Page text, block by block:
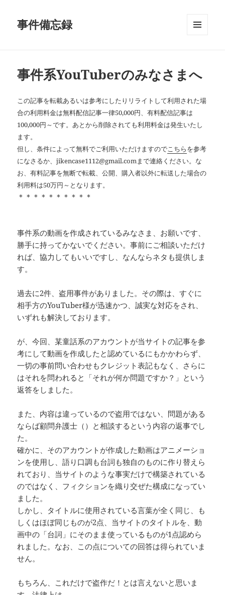
事件備忘録
事件系YouTuberのみなさまへ
この記事を転載あるいは参考にしたりリライトして利用された場
合の利用料金は無料配信記事一律50,000円、有料配信記事は
100,000円～です。あとから削除されても利用料金は発生いたし
ます。
但し、条件によって無料でご利用いただけますのでこちらを参考
になさるか、jikencase1112@gmail.comまで連絡ください。な
お、有料記事を無断で転載、公開、購入者以外に転送した場合の
利用料は50万円～となります。
＊＊＊＊＊＊＊＊＊＊
事件系の動画を作成されているみなさま、お願いです、
勝手に持ってかないでください。事前にご相談いただけ
れば、協力してもいいですし、なんならネタも提供しま
す。
過去に2件、盗用事件がありました。その際は、すぐに
相手方のYouTuber様が迅速かつ、誠実な対応をされ、
いずれも解決しております。
が、今回、某童話系のアカウントが当サイトの記事を参
考にして動画を作成したと認めているにもかかわらず、
一切の事前問い合わせもクレジット表記もなく、さらに
はそれを問われると「それが何か問題ですか？」という
返答をしました。
また、内容は違っているので盗用ではない、問題がある
ならば顧問弁護士（）と相談するという内容の返事でし
た。
確かに、そのアカウントが作成した動画はアニメーショ
ンを使用し、語り口調も台詞も独自のものに作り替えら
れており、当サイトのような事実だけで構築されている
のではなく、フィクションを織り交ぜた構成になってい
ました。
しかし、タイトルに使用されている言葉が全く同じ、も
しくはほぼ同じものが2点、当サイトのタイトルを、動
画中の「台詞」にそのまま使っているものが1点認めら
れました。なお、この点についての回答は得られていま
せん。
もちろん、これだけで盗作だ！とは言えないと思いま